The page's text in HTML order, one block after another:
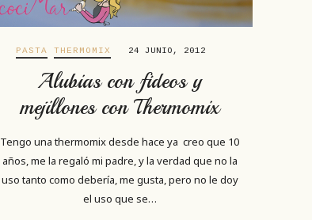
PASTA THERMOMIX 24 JUNIO, 2012
Alubias con fideos y
mejillones con Thermomix
Tengo una thermomix desde hace ya creo que 10
años, me la regaló mi padre, y la verdad que no la
uso tanto como debería, me gusta, pero no le doy
el uso que se…